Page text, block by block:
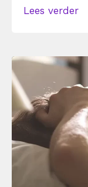
ook een
mailen bent,
Lees verder